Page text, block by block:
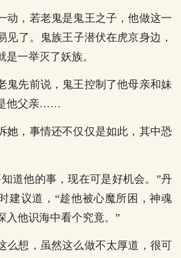
动，若老鬼是鬼王之子，他做这一
见了。鬼族王子潜伏在虎京身边，
一举灭了妖族。
鬼先前说，鬼王控制了他母亲和妹
他父亲……
她，事情还不仅仅是如此，其中恐
道他的事，现在可是好机会。”丹
建议道，“趁他被心魔所困，神魂
入他识海中看个究竟。”
么想，虽然这么做不太厚道，很可